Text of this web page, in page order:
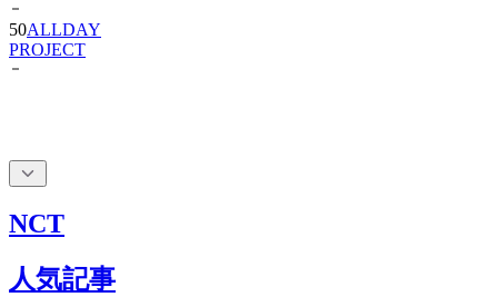
50ALLDAY
PROJECT
NCT
人気記事